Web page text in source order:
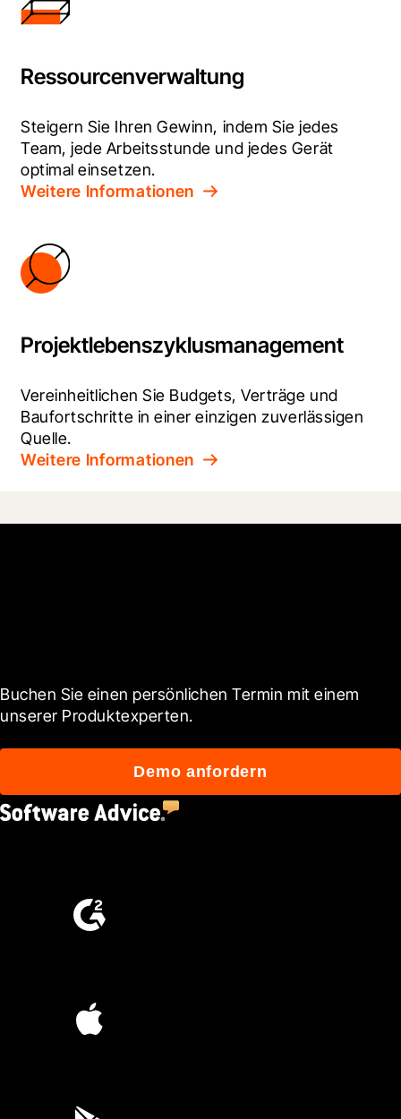
Ressourcenverwaltung
Steigern Sie Ihren Gewinn, indem Sie jedes
Team, jede Arbeitsstunde und jedes Gerät
optimal einsetzen.
Weitere Informationen
Projektlebenszyklusmanagement
Vereinheitlichen Sie Budgets, Verträge und
Baufortschritte in einer einzigen zuverlässigen
Quelle.
Weitere Informationen
Buchen Sie einen persönlichen Termin mit einem
unserer Produktexperten.
Demo anfordern